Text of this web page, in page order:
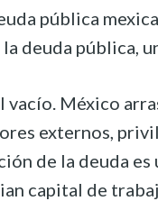
pública
deuda pública,
vacío. México
externos,
de la deuda
capital de